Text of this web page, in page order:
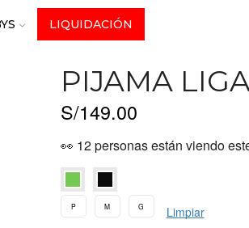
LIQUIDACIÓN
PIJAMA
S/149.00
👀 12 personas están viendo
P M G Limpiar